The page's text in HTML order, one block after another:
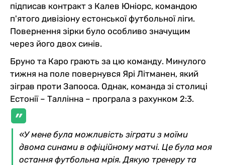
підписав контракт з Калев Юніорс, командою
п'ятого дивізіону естонської футбольної ліги.
Повернення зірки було особливо значущим
через його двох синів.
Бруно та Каро грають за цю команду. Минулого
тижня на поле повернувся Ярі Літманен, який
зіграв проти Запооса. Однак, команда зі столиці
Естонії – Таллінна – програла з рахунком 2:3.
«У мене була можливість зіграти з моїми
двома синами в офіційному матчі. Це була моя
остання футбольна мрія. Дякую тренеру та